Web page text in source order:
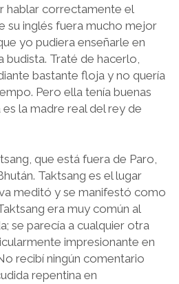
hablar correctamente el
su inglés fuera mucho mejor
yo pudiera enseñarle en
budista. Traté de hacerlo,
bastante floja y no quería
Pero ella tenía buenas
la madre real del rey de
que está fuera de Paro,
Taktsang es el lugar
meditó y se manifestó como
era muy común al
se parecía a cualquier otra
impresionante en
recibí ningún comentario
repentina en